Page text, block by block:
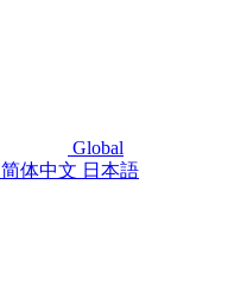
Global
简体中文 日本語